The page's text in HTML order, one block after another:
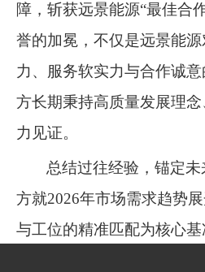
障，斩获远景能源“最佳合
誉的加冕，不仅是远景能
力、服务软实力与合作诚
方长期秉持高质量发展理
力见证。
总结过往经验，锚定
方就2026年市场需求趋势
与工位的精准匹配为核心